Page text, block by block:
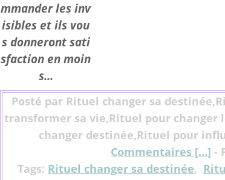
mmander les inv
isibles et ils vou
s donneront sati
sfaction en moin
s...
Posté par Rituel changer sa
transformer sa vie,Rituel pour changer
changer destinée,Rituel pour
Commentaires […] -
Tags: Rituel changer sa destinée,